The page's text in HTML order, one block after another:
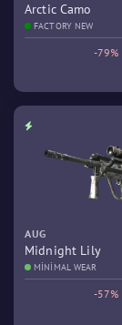
Arctic Camo
FACTORY NEW
-79%
AUG
Midnight Lily
MINIMAL WEAR
-57%